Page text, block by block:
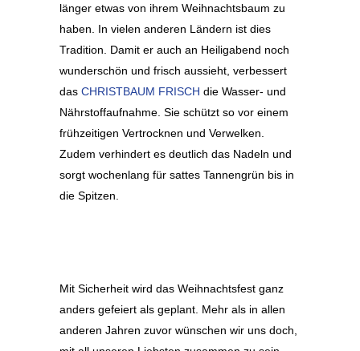
länger etwas von ihrem Weihnachtsbaum zu
haben. In vielen anderen Ländern ist dies
Tradition. Damit er auch an Heiligabend noch
wunderschön und frisch aussieht, verbessert
das CHRISTBAUM FRISCH die Wasser- und
Nährstoffaufnahme. Sie schützt so vor einem
frühzeitigen Vertrocknen und Verwelken.
Zudem verhindert es deutlich das Nadeln und
sorgt wochenlang für sattes Tannengrün bis in
die Spitzen.
Mit Sicherheit wird das Weihnachtsfest ganz
anders gefeiert als geplant. Mehr als in allen
anderen Jahren zuvor wünschen wir uns doch,